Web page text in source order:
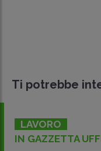
Ti potrebbe
LAVORO
IN GAZZETTA